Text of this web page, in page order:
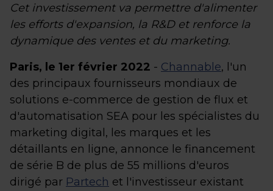
Cet investissement va permettre d'alimenter
les efforts d'expansion, la R&D et renforce la
dynamique des ventes et du marketing.
Paris, le 1er février 2022 - Channable, l'un
des principaux fournisseurs mondiaux de
solutions e-commerce de gestion de flux et
d'automatisation SEA pour les spécialistes du
marketing digital, les marques et les
détaillants en ligne, annonce le financement
de série B de plus de 55 millions d'euros
dirigé par Partech et l'investisseur existant